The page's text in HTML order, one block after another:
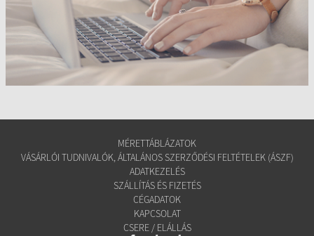
MÉRETTÁBLÁZATOK
VÁSÁRLÓI TUDNIVALÓK, ÁLTALÁNOS SZERZŐDÉSI FELTÉTELEK (ÁSZF)
ADATKEZELÉS
SZÁLLÍTÁS ÉS FIZETÉS
CÉGADATOK
KAPCSOLAT
CSERE / ELÁLLÁS